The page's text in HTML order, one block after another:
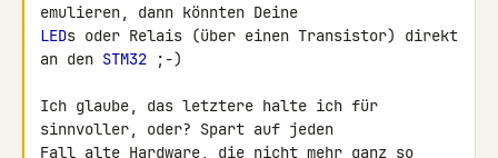
LEDs oder Relais (über einen Transistor) direkt
an den STM32 ;-)
Ich glaube, das letztere halte ich für
sinnvoller, oder? Spart auf jeden
Fall alte Hardware, die nicht mehr ganz so